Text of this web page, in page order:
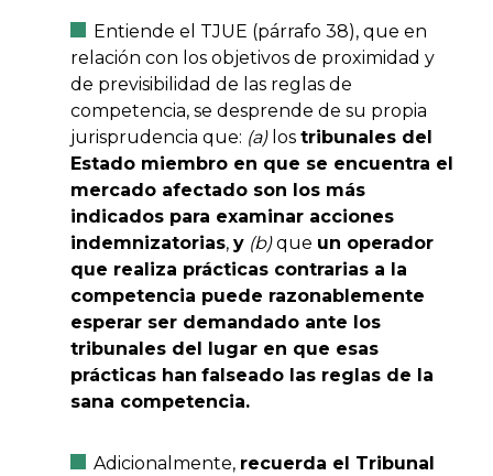
Entiende el TJUE (párrafo 38), que en
relación con los objetivos de proximidad y
de previsibilidad de las reglas de
competencia, se desprende de su propia
jurisprudencia que: (a) los tribunales del
Estado miembro en que se encuentra el
mercado afectado son los más
indicados para examinar acciones
indemnizatorias, y (b)que un operador
que realiza prácticas contrarias a la
competencia puede razonablemente
esperar ser demandado ante los
tribunales del lugar en que esas
prácticas han falseado las reglas de la
sana competencia.
Adicionalmente, recuerda el Tribunal